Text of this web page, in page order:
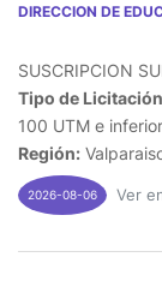
DIRECCION DE
SUSCRIPCION
Tipo de
100 UTM e
Región:
2026-08-06 Ver